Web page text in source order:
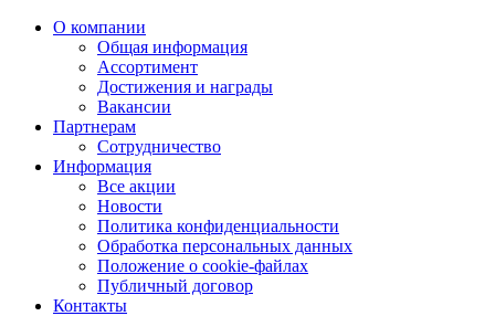
О компании
Общая информация
Ассортимент
Достижения и награды
Вакансии
Партнерам
Сотрудничество
Информация
Все акции
Новости
Политика конфиденциальности
Обработка персональных данных
Положение о cookie-файлах
Публичный договор
Контакты